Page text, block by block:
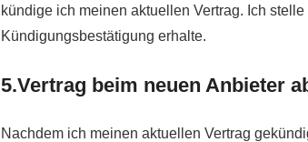
kündige ich meinen aktuellen Vertrag. Ich
Kündigungsbestätigung erhalte.
5.Vertrag beim neuen Anbieter
Nachdem ich meinen aktuellen Vertrag